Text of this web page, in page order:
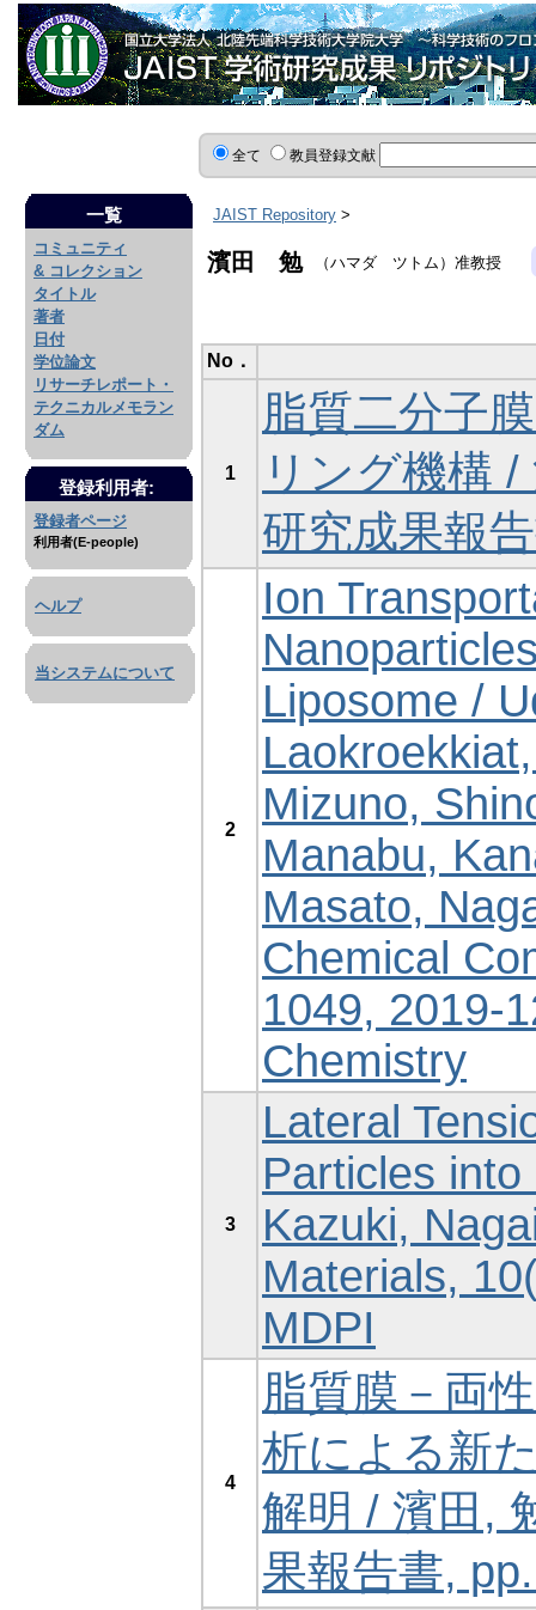
全て 教員登録文献
一覧
コミュニティ
& コレクション
タイトル
著者
日付
学位論文
リサーチレポート・
テクニカルメモラン
ダム
登録利用者:
登録者ページ
利用者(E-people)
ヘルプ
当システムについて
JAIST Repository >
濱田 勉 （ハマダ ツトム）准教授
No．
1
脂質二分子
リング機構
研究成果報
2
Ion
Liposome /
Mizuno,
Manabu,
Masato,
Chemical
1049, 2019-
Chemistry
3
Lateral
Particles
Kazuki,
Materials,
MDPI
4
脂質膜－両
析による新
解明 / 濱田,
果報告書,